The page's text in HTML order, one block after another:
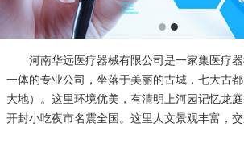
Previous
河南华远医疗器械有限公司是一家集医疗器
一体的专业公司，坐落于美丽的古城，七大古
大地）。这里环境优美，有清明上河园记忆龙
开封小吃夜市名震全国。这里人文景观丰富，交